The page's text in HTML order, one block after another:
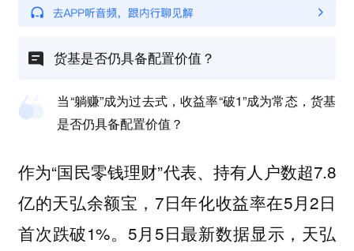
货基是否仍具备配置价值？
当“躺赚”成为过去式，收益率“破1”成为常态，货基
是否仍具备配置价值？
作为“国民零钱理财”代表、持有人户数超7.8
亿的天弘余额宝，7日年化收益率在5月2日
首次跌破1%。5月5日最新数据显示，天弘